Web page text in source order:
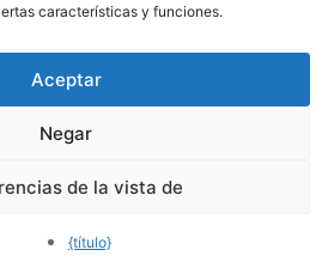
características y funciones.
Aceptar
Negar
de la vista de
{título}
LAS COOKIES